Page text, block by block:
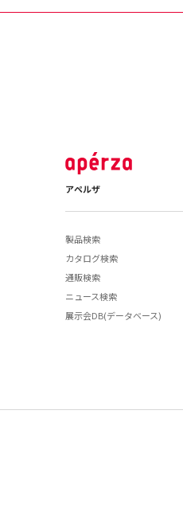
アペルザ
製品検索
カタログ検索
通販検索
ニュース検索
展示会DB(データベース)